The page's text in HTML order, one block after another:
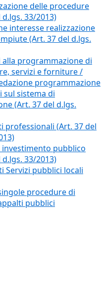
delle procedure
33/2013)
interesse realizzazione
(Art. 37 del d.lgs.
programmazione di
servizi e forniture /
programmazione
sul sistema di
(Art. 37 del d.lgs.
professionali (Art. 37 del
pubblico
33/2013)
Servizi pubblici locali
procedure di
pubblici